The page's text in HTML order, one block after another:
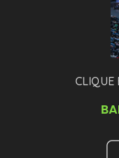
CLIQUE